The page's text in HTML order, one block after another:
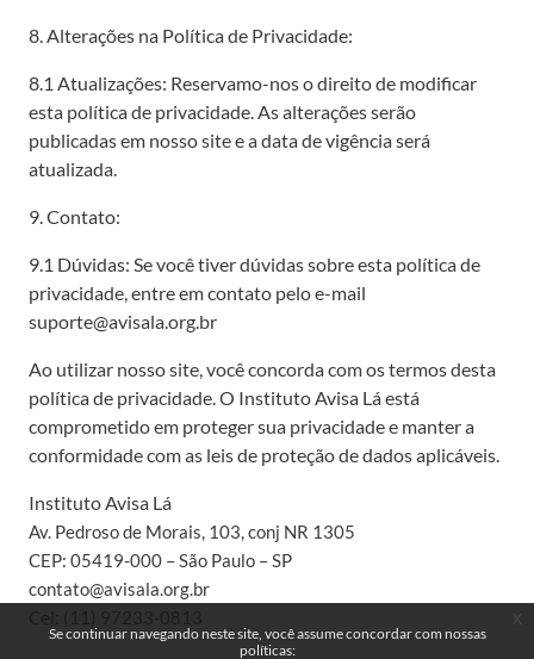
8. Alterações na Política de Privacidade:
8.1 Atualizações: Reservamo-nos o direito de modificar
esta política de privacidade. As alterações serão
publicadas em nosso site e a data de vigência será
atualizada.
9. Contato:
9.1 Dúvidas: Se você tiver dúvidas sobre esta política de
privacidade, entre em contato pelo e-mail
suporte@avisala.org.br
Ao utilizar nosso site, você concorda com os termos desta
política de privacidade. O Instituto Avisa Lá está
comprometido em proteger sua privacidade e manter a
conformidade com as leis de proteção de dados aplicáveis.
Instituto Avisa Lá
Av. Pedroso de Morais, 103, conj NR 1305
CEP: 05419-000 – São Paulo – SP
contato@avisala.org.br
Se continuar navegando neste site, você assume concordar com nossas
políticas: